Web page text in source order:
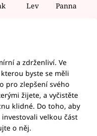
Lev Panna
a zdrženliví. Ve
byste se měli
pro zlepšení svého
žijete, a vyčistěte
klidné. Do toho, aby
velkou část
o něj.